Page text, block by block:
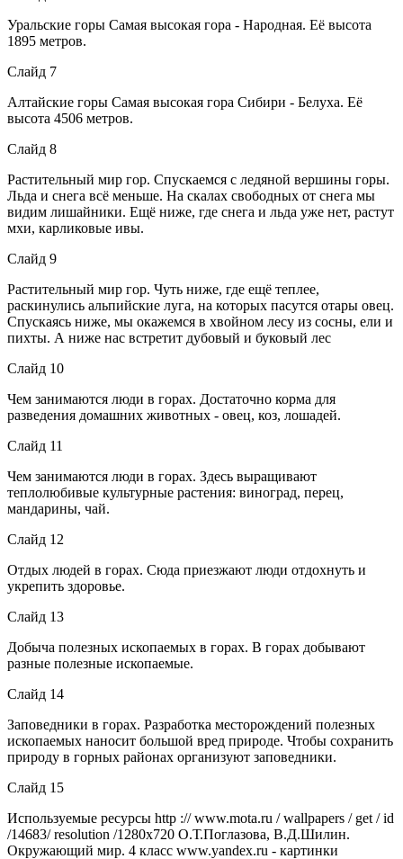
Уральские горы Самая высокая гора - Народная. Её высота
1895 метров.
Слайд 7
Алтайские горы Самая высокая гора Сибири - Белуха. Её
высота 4506 метров.
Слайд 8
Растительный мир гор. Спускаемся с ледяной вершины горы.
Льда и снега всё меньше. На скалах свободных от снега мы
видим лишайники. Ещё ниже, где снега и льда уже нет, растут
мхи, карликовые ивы.
Слайд 9
Растительный мир гор. Чуть ниже, где ещё теплее,
раскинулись альпийские луга, на которых пасутся отары овец.
Спускаясь ниже, мы окажемся в хвойном лесу из сосны, ели и
пихты. А ниже нас встретит дубовый и буковый лес
Слайд 10
Чем занимаются люди в горах. Достаточно корма для
разведения домашних животных - овец, коз, лошадей.
Слайд 11
Чем занимаются люди в горах. Здесь выращивают
теплолюбивые культурные растения: виноград, перец,
мандарины, чай.
Слайд 12
Отдых людей в горах. Сюда приезжают люди отдохнуть и
укрепить здоровье.
Слайд 13
Добыча полезных ископаемых в горах. В горах добывают
разные полезные ископаемые.
Слайд 14
Заповедники в горах. Разработка месторождений полезных
ископаемых наносит большой вред природе. Чтобы сохранить
природу в горных районах организуют заповедники.
Слайд 15
Используемые ресурсы http :// www.mota.ru / wallpapers / get / id
/14683/ resolution /1280x720 О.Т.Поглазова, В.Д.Шилин.
Окружающий мир. 4 класс www.yandex.ru - картинки